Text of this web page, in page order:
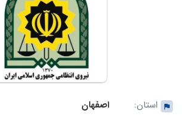
استان:
اصفهان